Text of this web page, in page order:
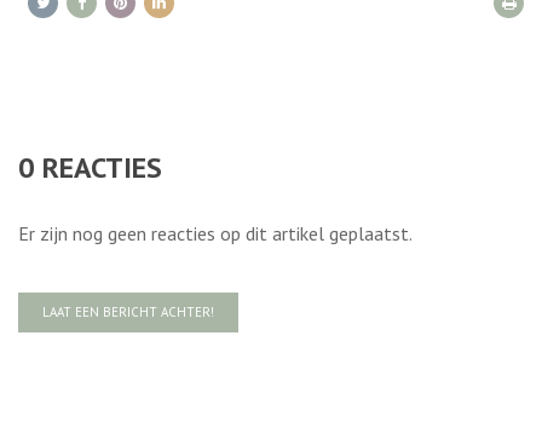
0 REACTIES
Er zijn nog geen reacties op dit artikel geplaatst.
LAAT EEN BERICHT ACHTER!